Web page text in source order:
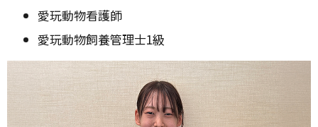
愛玩動物看護師
愛玩動物飼養管理士1級